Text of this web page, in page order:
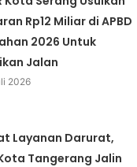
Rp12 Miliar di APBD
2026 Untuk
Jalan
2026
Layanan Darurat,
Tangerang Jalin